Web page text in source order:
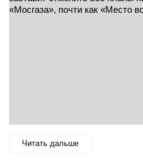
Читать дальше